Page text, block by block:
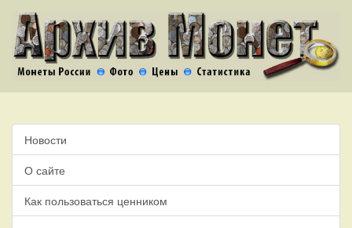
Новости
О сайте
Как пользоваться ценником